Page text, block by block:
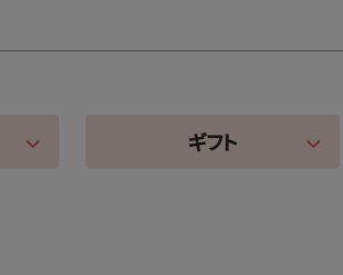
ギフト